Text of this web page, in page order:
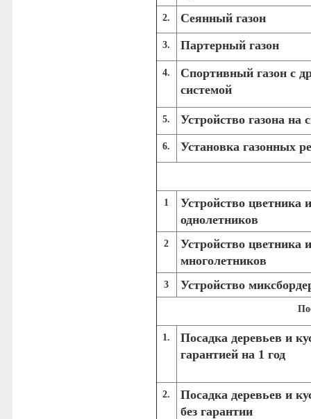
2. Сеянный газон
3. Партерный газон
4.
Спортивный газон с
системой
5. Устройство газона на
6. Установка газонных
1
Устройство цветника
однолетников
2
Устройство цветника
многолетников
3 Устройство
1.
Посадка деревьев и
гарантией на 1 год
2.
Посадка деревьев и
без гарантии